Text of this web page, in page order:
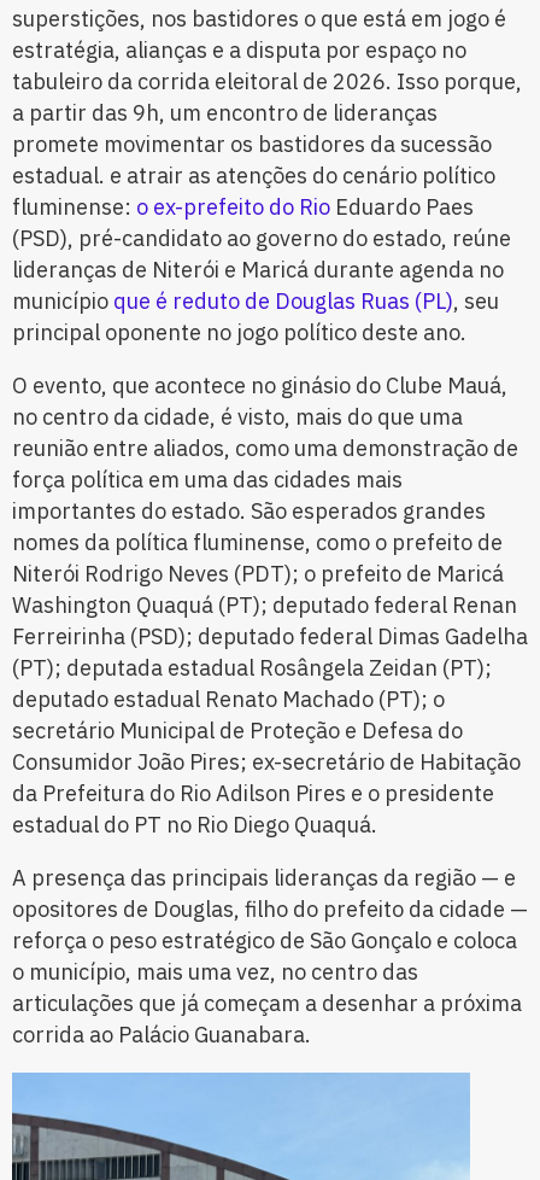
superstições, nos bastidores o que está em jogo é
estratégia, alianças e a disputa por espaço no
tabuleiro da corrida eleitoral de 2026. Isso porque,
a partir das 9h, um encontro de lideranças
promete movimentar os bastidores da sucessão
estadual. e atrair as atenções do cenário político
fluminense: o ex-prefeito do Rio Eduardo Paes
(PSD), pré-candidato ao governo do estado, reúne
lideranças de Niterói e Maricá durante agenda no
município que é reduto de Douglas Ruas (PL), seu
principal oponente no jogo político deste ano.
O evento, que acontece no ginásio do Clube Mauá,
no centro da cidade, é visto, mais do que uma
reunião entre aliados, como uma demonstração de
força política em uma das cidades mais
importantes do estado. São esperados grandes
nomes da política fluminense, como o prefeito de
Niterói Rodrigo Neves (PDT); o prefeito de Maricá
Washington Quaquá (PT); deputado federal Renan
Ferreirinha (PSD); deputado federal Dimas Gadelha
(PT); deputada estadual Rosângela Zeidan (PT);
deputado estadual Renato Machado (PT); o
secretário Municipal de Proteção e Defesa do
Consumidor João Pires; ex-secretário de Habitação
da Prefeitura do Rio Adilson Pires e o presidente
estadual do PT no Rio Diego Quaquá.
A presença das principais lideranças da região — e
opositores de Douglas, filho do prefeito da cidade —
reforça o peso estratégico de São Gonçalo e coloca
o município, mais uma vez, no centro das
articulações que já começam a desenhar a próxima
corrida ao Palácio Guanabara.